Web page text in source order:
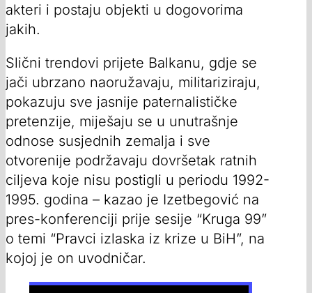
akteri i postaju objekti u dogovorima
jakih.
Slični trendovi prijete Balkanu, gdje se
jači ubrzano naoružavaju, militariziraju,
pokazuju sve jasnije paternalističke
pretenzije, miješaju se u unutrašnje
odnose susjednih zemalja i sve
otvorenije podržavaju dovršetak ratnih
ciljeva koje nisu postigli u periodu 1992-
1995. godina – kazao je Izetbegović na
pres-konferenciji prije sesije “Kruga 99”
o temi “Pravci izlaska iz krize u BiH”, na
kojoj je on uvodničar.